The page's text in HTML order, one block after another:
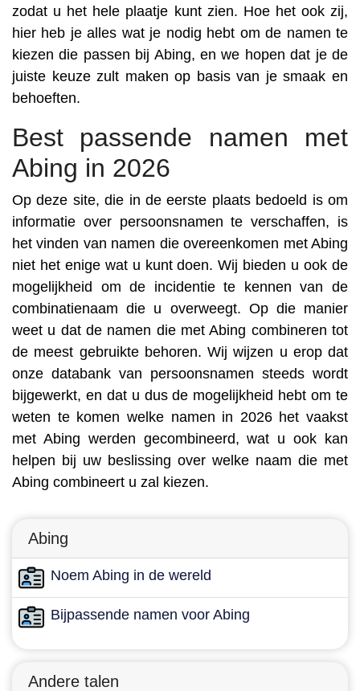
zodat u het hele plaatje kunt zien. Hoe het ook zij,
hier heb je alles wat je nodig hebt om de namen te
kiezen die passen bij Abing, en we hopen dat je de
juiste keuze zult maken op basis van je smaak en
behoeften.
Best passende namen met
Abing in 2026
Op deze site, die in de eerste plaats bedoeld is om
informatie over persoonsnamen te verschaffen, is
het vinden van namen die overeenkomen met Abing
niet het enige wat u kunt doen. Wij bieden u ook de
mogelijkheid om de incidentie te kennen van de
combinatienaam die u overweegt. Op die manier
weet u dat de namen die met Abing combineren tot
de meest gebruikte behoren. Wij wijzen u erop dat
onze databank van persoonsnamen steeds wordt
bijgewerkt, en dat u dus de mogelijkheid hebt om te
weten te komen welke namen in 2026 het vaakst
met Abing werden gecombineerd, wat u ook kan
helpen bij uw beslissing over welke naam die met
Abing combineert u zal kiezen.
Abing
Noem Abing in de wereld
Bijpassende namen voor Abing
Andere talen